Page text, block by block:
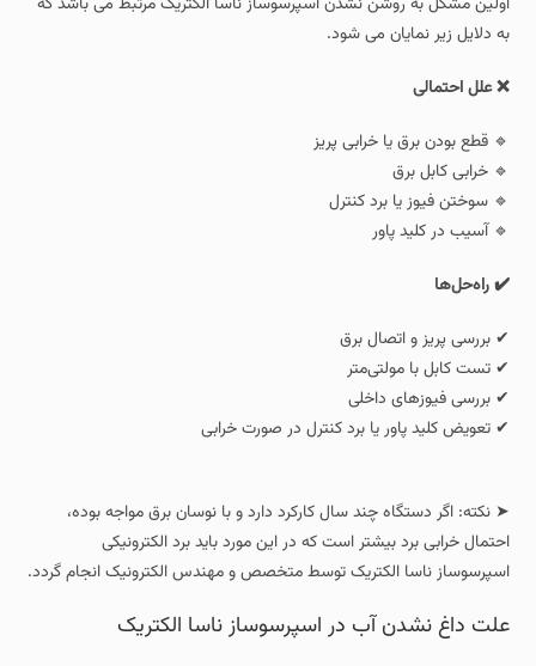
به دلایل زیر نمایان می شود.
❌ علل احتمالی
🔹 قطع بودن برق یا خرابی پریز
🔹 خرابی کابل برق
🔹 سوختن فیوز یا برد کنترل
🔹 آسیب در کلید پاور
✔️ راه‌حل‌ها
✔ بررسی پریز و اتصال برق
✔ تست کابل با مولتی‌متر
✔ بررسی فیوزهای داخلی
✔ تعویض کلید پاور یا برد کنترل در صورت خرابی
➤ نکته: اگر دستگاه چند سال کارکرد دارد و با نوسان برق مواجه بوده،
احتمال خرابی برد بیشتر است که در این مورد باید برد الکترونیکی
اسپرسوساز ناسا الکتریک توسط متخصص و مهندس الکترونیک انجام گردد.
علت داغ نشدن آب در اسپرسوساز ناسا الکتریک